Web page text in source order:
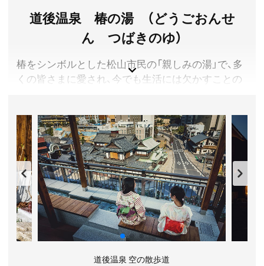
道後温泉 椿の湯 （どうごおんせ
ん つばきのゆ）
椿をシンボルとした松山市民の「親しみの湯」で、多
くの皆さまに愛され、今でも生活には欠かすことの
も置かれています。また、建物全体がＬ型で、特徴的
な外観が目を引きます。温泉は、道後温泉本館と同
じく無加温・無加水の「源泉かけ流し」の湯です。
愛媛県松山市
料金／12歳以上 450円、2歳〜11歳 150円
営業時間／6:30～23:00(札止22:30)
定休日／なし(年に1回臨時休館あり)
アクセス／JR松山駅前より路面電車で約25分「道後温
泉」駅下車、徒歩約5分。伊予鉄道 松山市駅より路面電車
で約20分「道後温泉」駅下車、徒歩約5分。
道後温泉 空の散歩道